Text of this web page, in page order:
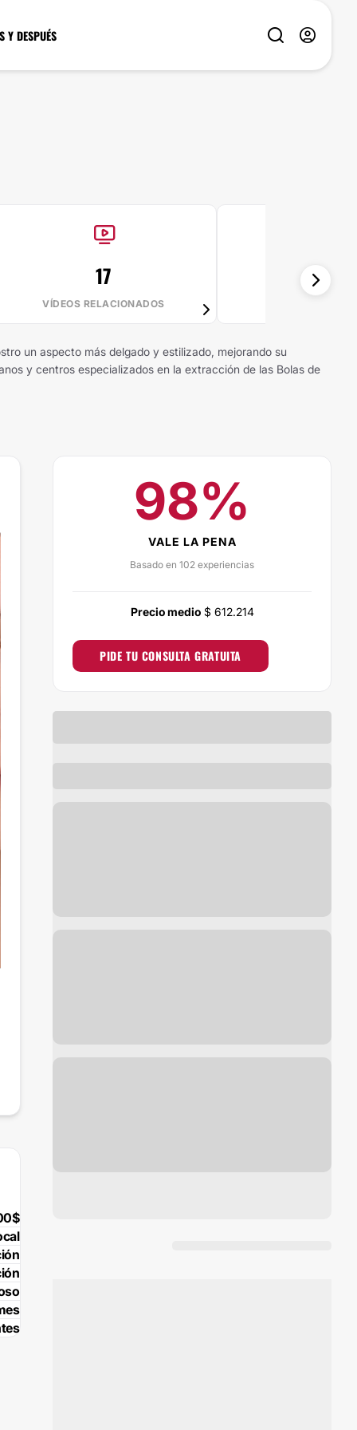
Y DESPUÉS
17
VÍDEOS RELACIONADOS
98%
un aspecto más delgado y estilizado, mejorando su
y centros especializados en la extracción de las Bolas de
98%
VALE LA PENA
Basado en 102 experiencias
Precio medio$ 612.214
PIDE TU CONSULTA GRATUITA